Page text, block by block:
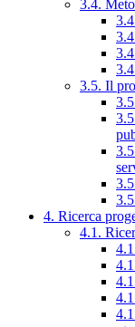
3.4.
3.5. Il
4. Ricerca
4.1.